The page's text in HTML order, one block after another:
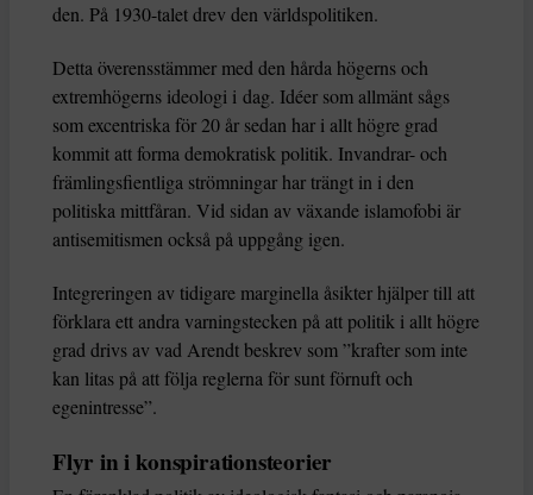
den. På 1930-talet drev den världspolitiken.
Detta överensstämmer med den hårda högerns och
extremhögerns ideologi i dag. Idéer som allmänt sågs
som excentriska för 20 år sedan har i allt högre grad
kommit att forma demokratisk politik. Invandrar- och
främlingsfientliga strömningar har trängt in i den
politiska mittfåran. Vid sidan av växande islamofobi är
antisemitismen också på uppgång igen.
Integreringen av tidigare marginella åsikter hjälper till att
förklara ett andra varningstecken på att politik i allt högre
grad drivs av vad Arendt beskrev som ”krafter som inte
kan litas på att följa reglerna för sunt förnuft och
egenintresse”.
Flyr in i konspirationsteorier